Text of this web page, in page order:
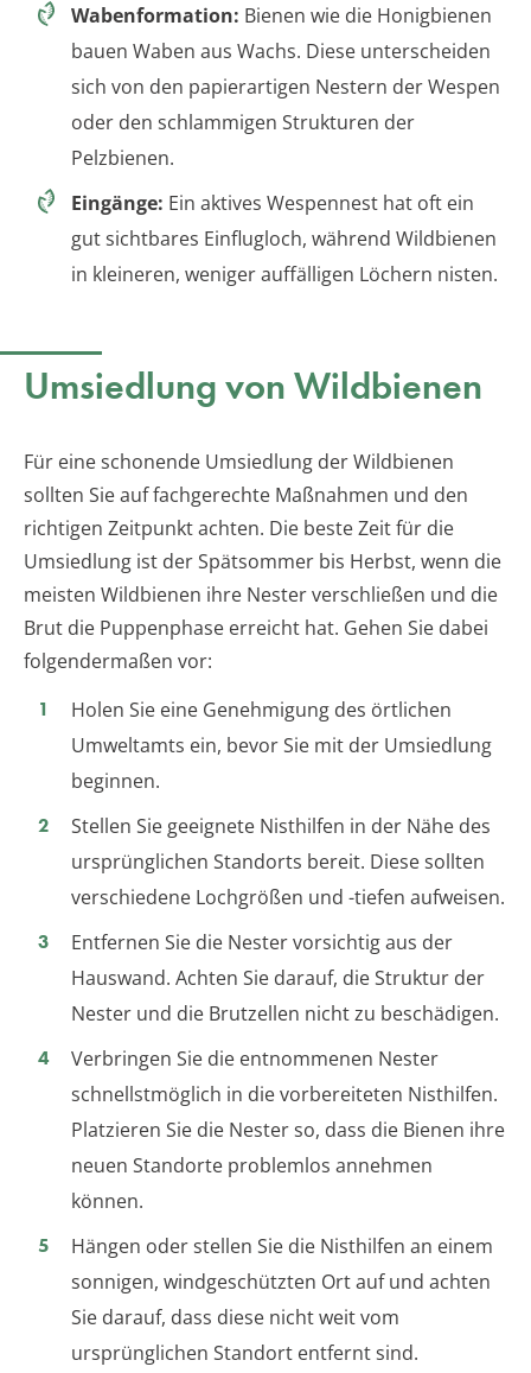
Wabenformation: Bienen wie die Honigbienen
bauen Waben aus Wachs. Diese unterscheiden
sich von den papierartigen Nestern der Wespen
oder den schlammigen Strukturen der
Pelzbienen.
Eingänge: Ein aktives Wespennest hat oft ein
gut sichtbares Einflugloch, während Wildbienen
in kleineren, weniger auffälligen Löchern nisten.
Umsiedlung von Wildbienen
Für eine schonende Umsiedlung der Wildbienen
sollten Sie auf fachgerechte Maßnahmen und den
richtigen Zeitpunkt achten. Die beste Zeit für die
Umsiedlung ist der Spätsommer bis Herbst, wenn die
meisten Wildbienen ihre Nester verschließen und die
Brut die Puppenphase erreicht hat. Gehen Sie dabei
folgendermaßen vor:
Holen Sie eine Genehmigung des örtlichen
Umweltamts ein, bevor Sie mit der Umsiedlung
beginnen.
Stellen Sie geeignete Nisthilfen in der Nähe des
ursprünglichen Standorts bereit. Diese sollten
verschiedene Lochgrößen und -tiefen aufweisen.
Entfernen Sie die Nester vorsichtig aus der
Hauswand. Achten Sie darauf, die Struktur der
Nester und die Brutzellen nicht zu beschädigen.
Verbringen Sie die entnommenen Nester
schnellstmöglich in die vorbereiteten Nisthilfen.
Platzieren Sie die Nester so, dass die Bienen ihre
neuen Standorte problemlos annehmen
können.
Hängen oder stellen Sie die Nisthilfen an einem
sonnigen, windgeschützten Ort auf und achten
Sie darauf, dass diese nicht weit vom
ursprünglichen Standort entfernt sind.